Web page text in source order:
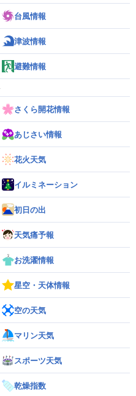
台風情報
津波情報
避難情報
さくら開花情報
あじさい情報
花火天気
イルミネーション
初日の出
天気痛予報
お洗濯情報
星空・天体情報
空の天気
マリン天気
スポーツ天気
乾燥指数